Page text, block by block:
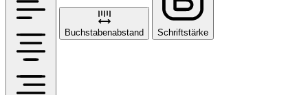
Buchstabenabstand Schriftstärke